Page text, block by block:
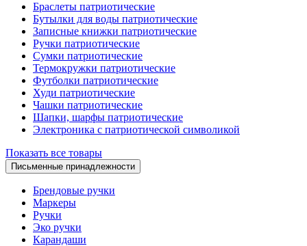
Браслеты патриотические
Бутылки для воды патриотические
Записные книжки патриотические
Ручки патриотические
Сумки патриотические
Термокружки патриотические
Футболки патриотические
Худи патриотические
Чашки патриотические
Шапки, шарфы патриотические
Электроника с патриотической символикой
Показать все товары
Письменные принадлежности
Брендовые ручки
Маркеры
Ручки
Эко ручки
Карандаши